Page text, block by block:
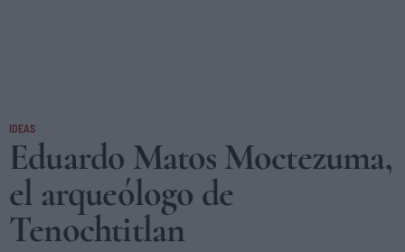
IDEAS
Eduardo Matos Moctezuma,
el arqueólogo de
Tenochtitlan